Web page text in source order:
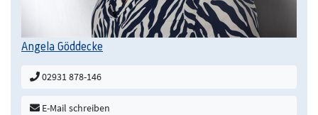
Angela Göddecke
02931 878-146
E-Mail schreiben